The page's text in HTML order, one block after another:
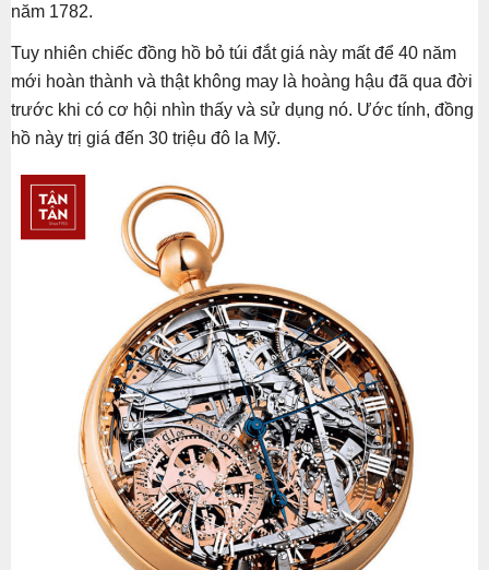
năm 1782.
Tuy nhiên chiếc đồng hồ bỏ túi đắt giá này mất để 40 năm
mới hoàn thành và thật không may là hoàng hậu đã qua đời
trước khi có cơ hội nhìn thấy và sử dụng nó. Ước tính, đồng
hồ này trị giá đến 30 triệu đô la Mỹ.